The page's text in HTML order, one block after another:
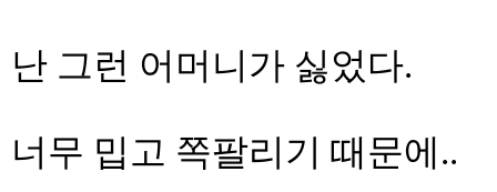
난 그런 어머니가 싫었다.
너무 밉고 쪽팔리기 때문에..